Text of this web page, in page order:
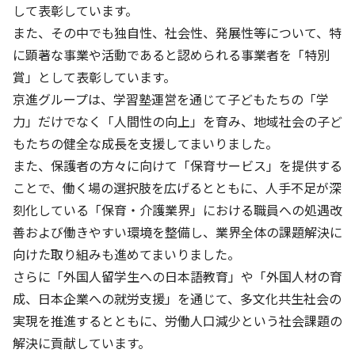
子会社および関係会社
フランチャイズ事業
ソーシャルメディア公式アカウント
清華・京進発展フォーラム
立木奨学金
価値創造の取り組み
DX（デジタル変革）
DXビジョン・DX戦略
Kyoshin Digital Academy
卓越した安全・安心を目指して
基本方針
安全と安心への取り組み
安全・安心にお通いいただくために
IRカレンダー
ディスクロージャーポリシー
よくあるご質問
免責事項
IRお問合せ
講師（アルバイト）募集
保育事業 採用
日本語教育事業 採用
介護事業 採用
して表彰しています。
また、その中でも独自性、社会性、発展性等について、特
に顕著な事業や活動であると認められる事業者を「特別
賞」として表彰しています。
京進グループは、学習塾運営を通じて子どもたちの「学
力」だけでなく「人間性の向上」を育み、地域社会の子ど
もたちの健全な成長を支援してまいりました。
また、保護者の方々に向けて「保育サービス」を提供する
ことで、働く場の選択肢を広げるとともに、人手不足が深
刻化している「保育・介護業界」における職員への処遇改
善および働きやすい環境を整備し、業界全体の課題解決に
向けた取り組みも進めてまいりました。
さらに「外国人留学生への日本語教育」や「外国人材の育
成、日本企業への就労支援」を通じて、多文化共生社会の
実現を推進するとともに、労働人口減少という社会課題の
解決に貢献しています。